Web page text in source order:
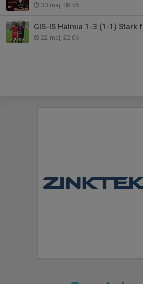
30 maj, 08:56
GIS-IS Halmia 1-3 (1-1) Stark
22 maj, 22:06